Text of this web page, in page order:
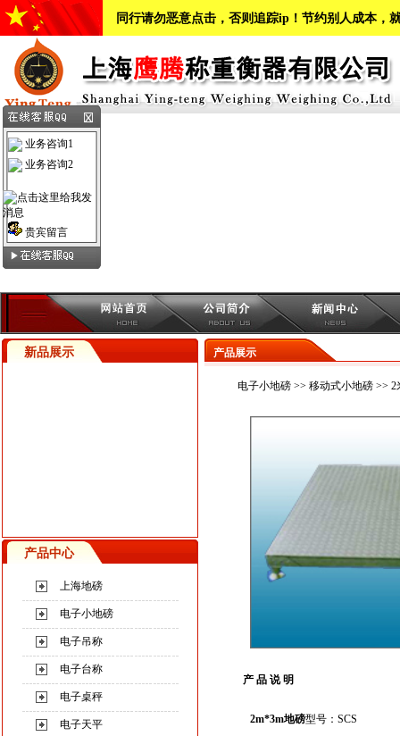
同行请勿恶意点击，否则追踪ip！节约别人成本，
新品展示
产品中心
上海地磅
电子小地磅
电子吊称
电子台称
电子桌秤
电子天平
产品展示
电子小地磅>> 移动式小地磅>> 2
产 品 说 明
2m*3m地磅型号：SCS
业务咨询1
业务咨询2
贵宾留言